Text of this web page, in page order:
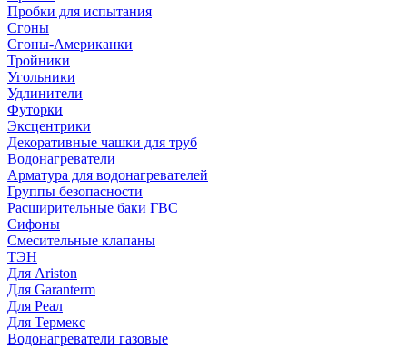
Пробки для испытания
Сгоны
Сгоны-Американки
Тройники
Угольники
Удлинители
Футорки
Эксцентрики
Декоративные чашки для труб
Водонагреватели
Арматура для водонагревателей
Группы безопасности
Расширительные баки ГВС
Сифоны
Смесительные клапаны
ТЭН
Для Ariston
Для Garanterm
Для Реал
Для Термекс
Водонагреватели газовые